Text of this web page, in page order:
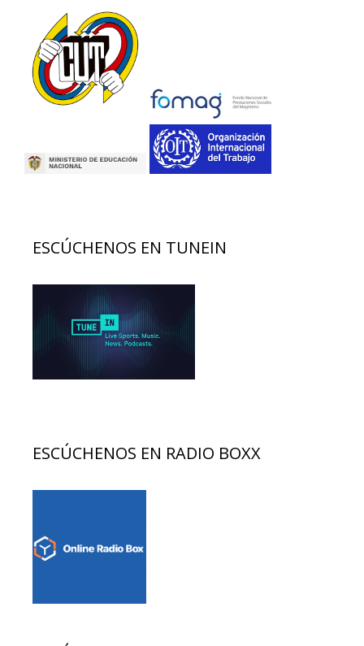
ESCÚCHENOS EN TUNEIN
ESCÚCHENOS EN RADIO BOXX